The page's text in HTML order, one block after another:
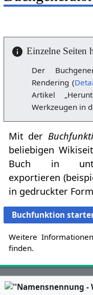
Einzelne Seiten
Der
Rendering (
Artikel
Werkzeugen in
Mit der
beliebigen
Buch in
exportieren
in gedruckter
Buchfunktion
Weitere
finden.